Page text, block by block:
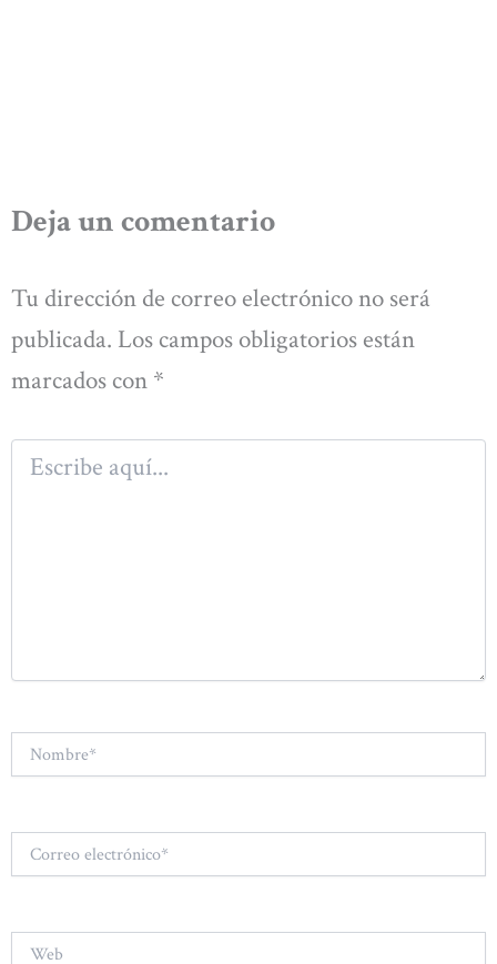
Deja un comentario
Tu dirección de correo electrónico no será
publicada. Los campos obligatorios están
marcados con *
Escribe
aquí...
electrónico*